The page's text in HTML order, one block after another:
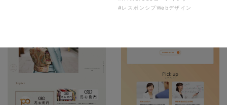
#レスポンシブWebデザイン